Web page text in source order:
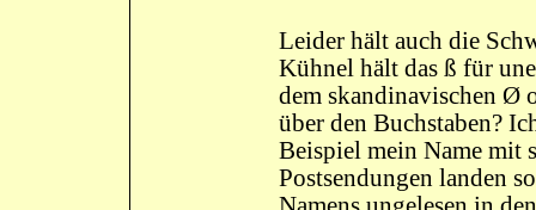
Leider hält auch die
Kühnel hält das ß für
dem skandinavischen Ø
über den Buchstaben?
Beispiel mein Name mit
Postsendungen landen